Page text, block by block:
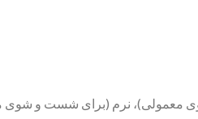
معمولی)، نرم (برای شست و